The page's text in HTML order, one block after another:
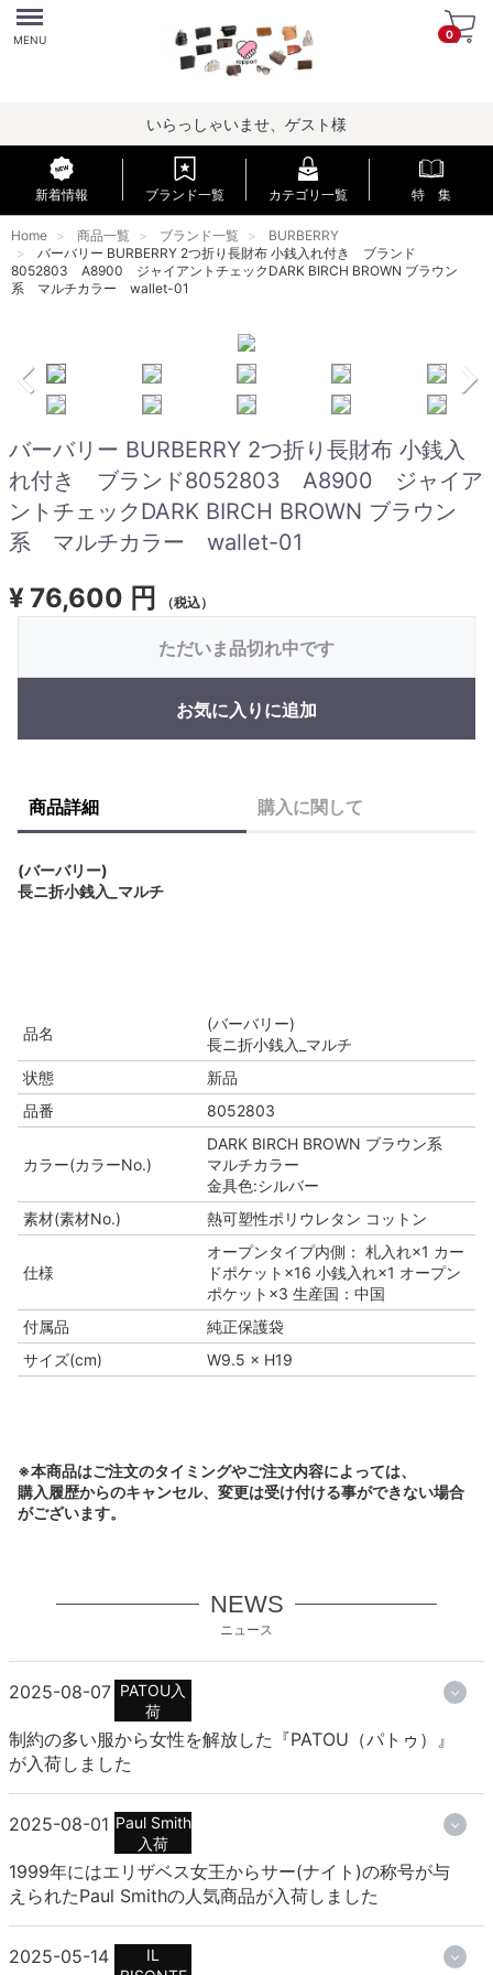
Menu
MENU 0
いらっしゃいませ、ゲスト様
新着情報 ブランド一覧 カテゴリ一覧 特 集
Home 商品一覧 ブランド一覧
BURBERRY
バーバリー BURBERRY 2つ折り長財布 小銭入れ付き ブランド
8052803 A8900 ジャイアントチェックDARK BIRCH BROWN ブラウン
系 マルチカラー wallet-01
バーバリー BURBERRY 2つ折り長財布 小銭入
れ付き ブランド8052803 A8900 ジャイア
ントチェックDARK BIRCH BROWN ブラウン
系 マルチカラー wallet-01
¥ 76,600 円 （税込）
ただいま品切れ中です
お気に入りに追加
商品詳細 購入に関して
(バーバリー)
長ニ折小銭入_マルチ
品名
(バーバリー)
長ニ折小銭入_マルチ
状態
新品
品番
8052803
カラー(カラーNo.)
DARK BIRCH BROWN ブラウン系
マルチカラー
金具色:シルバー
素材(素材No.)
熱可塑性ポリウレタン コットン
仕様
オープンタイプ内側： 札入れ×1 カー
ドポケット×16 小銭入れ×1 オープン
ポケット×3 生産国：中国
付属品
純正保護袋
サイズ(cm)
W9.5 × H19
※本商品はご注文のタイミングやご注文内容によっては、
購入履歴からのキャンセル、変更は受け付ける事ができない場合
がございます。
NEWS
ニュース
2025-08-07 PATOU入
荷
制約の多い服から女性を解放した『PATOU（パトゥ）』
が入荷しました
2025-08-01 Paul Smith
入荷
1999年にはエリザベス女王からサー(ナイト)の称号が与
えられたPaul Smithの人気商品が入荷しました
2025-05-14
IL